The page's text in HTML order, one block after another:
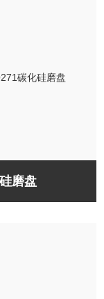
磨盘